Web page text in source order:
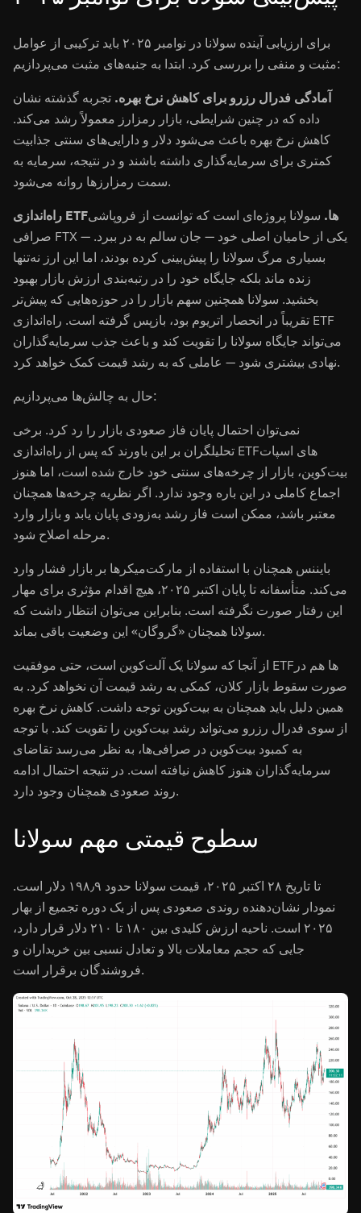
برای ارزیابی آینده سولانا در نوامبر ۲۰۲۵ باید ترکیبی از عوامل
مثبت و منفی را بررسی کرد. ابتدا به جنبه‌های مثبت می‌پردازیم:
آمادگی فدرال رزرو برای کاهش نرخ بهره. تجربه گذشته نشان
داده که در چنین شرایطی، بازار رمزارز معمولاً رشد می‌کند.
کاهش نرخ بهره باعث می‌شود دلار و دارایی‌های سنتی جذابیت
کمتری برای سرمایه‌گذاری داشته باشند و در نتیجه، سرمایه به
سمت رمزارزها روانه می‌شود.
راه‌اندازی ETFها. سولانا پروژه‌ای است که توانست از فروپاشی
صرافی FTX — یکی از حامیان اصلی خود — جان سالم به در ببرد.
بسیاری مرگ سولانا را پیش‌بینی کرده بودند، اما این ارز نه‌تنها
زنده ماند بلکه جایگاه خود را در رتبه‌بندی ارزش بازار بهبود
بخشید. سولانا همچنین سهم بازار را در حوزه‌هایی که پیش‌تر
تقریباً در انحصار اتریوم بود، بازپس گرفته است. راه‌اندازی ETF
می‌تواند جایگاه سولانا را تقویت کند و باعث جذب سرمایه‌گذاران
نهادی بیشتری شود — عاملی که به رشد قیمت کمک خواهد کرد.
حال به چالش‌ها می‌پردازیم:
نمی‌توان احتمال پایان فاز صعودی بازار را رد کرد. برخی
تحلیلگران بر این باورند که پس از راه‌اندازی ETFهای اسپات
بیت‌کوین، بازار از چرخه‌های سنتی خود خارج شده است، اما هنوز
اجماع کاملی در این باره وجود ندارد. اگر نظریه چرخه‌ها همچنان
معتبر باشد، ممکن است فاز رشد به‌زودی پایان یابد و بازار وارد
مرحله اصلاح شود.
بایننس همچنان با استفاده از مارکت‌میکرها بر بازار فشار وارد
می‌کند. متأسفانه تا پایان اکتبر ۲۰۲۵، هیچ اقدام مؤثری برای مهار
این رفتار صورت نگرفته است. بنابراین می‌توان انتظار داشت که
سولانا همچنان «گروگان» این وضعیت باقی بماند.
از آنجا که سولانا یک آلت‌کوین است، حتی موفقیت ETFها هم در
صورت سقوط بازار کلان، کمکی به رشد قیمت آن نخواهد کرد. به
همین دلیل باید همچنان به بیت‌کوین توجه داشت. کاهش نرخ بهره
از سوی فدرال رزرو می‌تواند رشد بیت‌کوین را تقویت کند. با توجه
به کمبود بیت‌کوین در صرافی‌ها، به نظر می‌رسد تقاضای
سرمایه‌گذاران هنوز کاهش نیافته است. در نتیجه احتمال ادامه
روند صعودی همچنان وجود دارد.
سطوح قیمتی مهم سولانا
تا تاریخ ۲۸ اکتبر ۲۰۲۵، قیمت سولانا حدود ۱۹۸٫۹ دلار است.
نمودار نشان‌دهنده روندی صعودی پس از یک دوره تجمیع از بهار
۲۰۲۵ است. ناحیه ارزش کلیدی بین ۱۸۰ تا ۲۱۰ دلار قرار دارد،
جایی که حجم معاملات بالا و تعادل نسبی بین خریداران و
فروشندگان برقرار است.